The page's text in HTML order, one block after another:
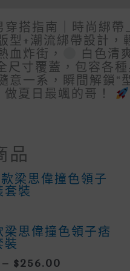
穿搭指南｜時尚綁帶
型+潮流綁帶設計，
血炸街，
白色清
尺寸覆蓋，包容各
意一系，瞬間解鎖“
做夏日最颯的哥！
品
梁思偉撞色領子痞
裝
– $256.00